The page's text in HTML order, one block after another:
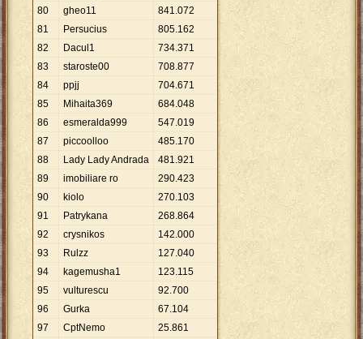
80
gheo11 841.072
81
Persucius 805.162
82
Dacul1 734.371
83
staroste00 708.877
84
ppjj 704.671
85
Mihaita369 684.048
86
esmeralda999 547.019
87
piccoolloo 485.170
88
Lady Lady Andrada 481.921
89
imobiliare ro 290.423
90
kiolo 270.103
91
Patrykana 268.864
92
crysnikos 142.000
93
Rulzz 127.040
94
kagemusha1 123.115
95
vulturescu 92.700
96
Gurka 67.104
97
CptNemo 25.861